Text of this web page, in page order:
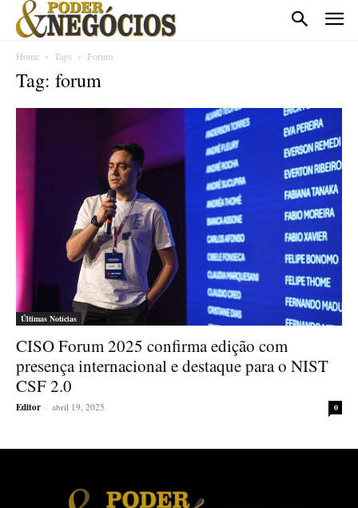
Home Tags Forum
Tag: forum
Últimas Notícias
CISO Forum 2025 confirma edição com
presença internacional e destaque para o NIST
CSF 2.0
Editor - abril 19, 2025 0